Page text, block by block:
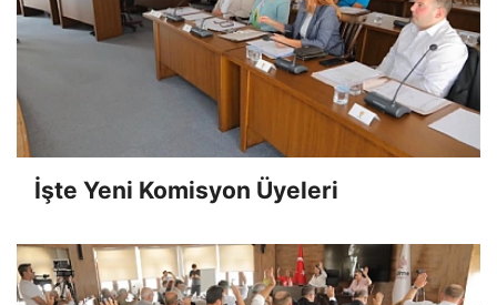
İşte Yeni Komisyon Üyeleri